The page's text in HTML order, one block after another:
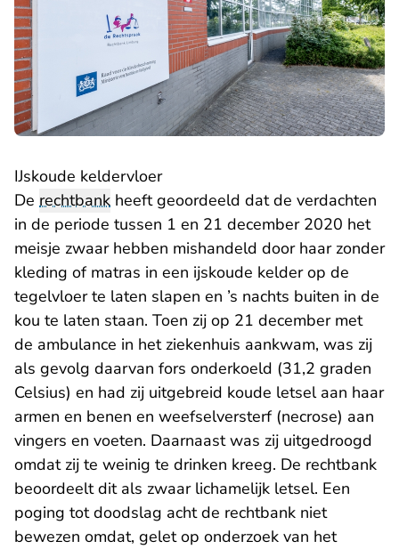
IJskoude keldervloer
De rechtbank heeft geoordeeld dat de verdachten
in de periode tussen 1 en 21 december 2020 het
meisje zwaar hebben mishandeld door haar zonder
kleding of matras in een ijskoude kelder op de
tegelvloer te laten slapen en ’s nachts buiten in de
kou te laten staan. Toen zij op 21 december met
de ambulance in het ziekenhuis aankwam, was zij
als gevolg daarvan fors onderkoeld (31,2 graden
Celsius) en had zij uitgebreid koude letsel aan haar
armen en benen en weefselversterf (necrose) aan
vingers en voeten. Daarnaast was zij uitgedroogd
omdat zij te weinig te drinken kreeg. De rechtbank
beoordeelt dit als zwaar lichamelijk letsel. Een
poging tot doodslag acht de rechtbank niet
bewezen omdat, gelet op onderzoek van het